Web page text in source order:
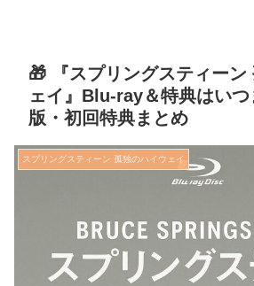
🎁 『スプリングスティーン
ェイ』Blu-ray＆特典はいつ
版・初回特典まとめ
スプリングスティーン 孤独のハイウェイ